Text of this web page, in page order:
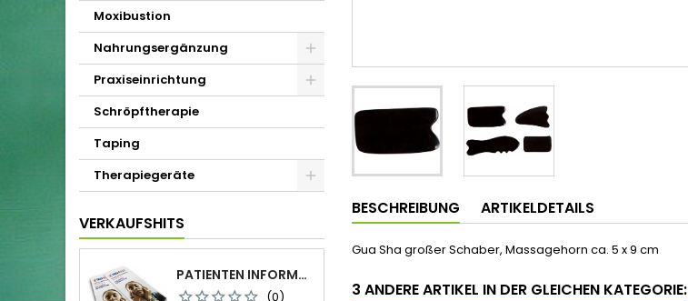
Moxibustion
Nahrungsergänzung
Praxiseinrichtung
Schröpftherapie
Taping
Therapiegeräte
VERKAUFSHITS
PATIENTEN INFORMATION FALTBLATT DIN-LANG
(0)
BESCHREIBUNG ARTIKELDETAILS
Gua Sha großer Schaber, Massagehorn ca. 5 x 9 cm
3 ANDERE ARTIKEL IN DER GLEICHEN KATEGORIE: